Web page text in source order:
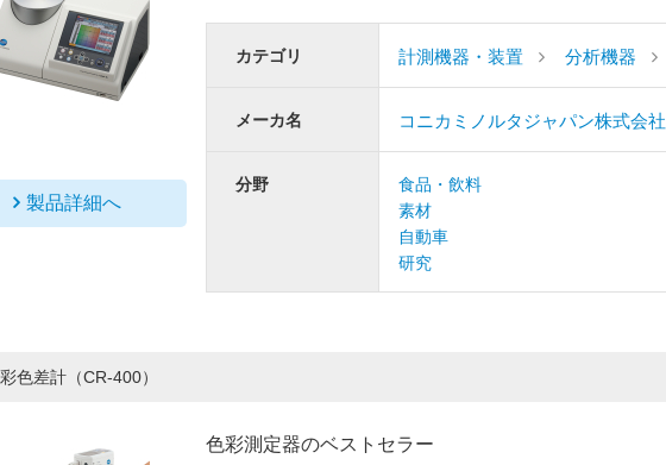
製品詳細へ
カテゴリ 計測機器・装置 分析機器
メーカ名 コニカミノルタジャパン株式会社
分野
食品・飲料
素材
自動車
研究
色差計（CR-400）
色彩測定器のベストセラー